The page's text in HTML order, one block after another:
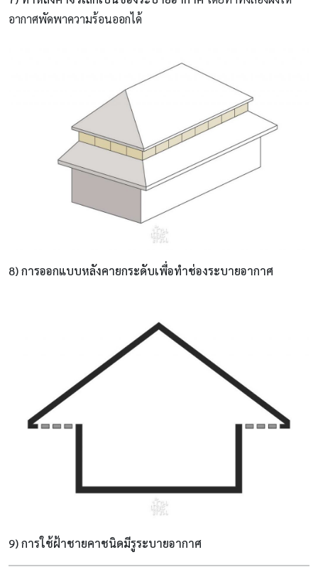
อากาศพัดพาความร้อนออกได้
8) การออกแบบหลังคายกระดับเพื่อทำช่องระบายอากาศ
9) การใช้ฝ้าชายคาชนิดมีรูระบายอากาศ